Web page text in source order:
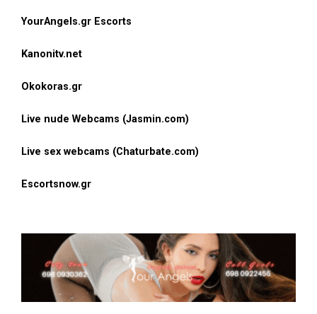
YourAngels.gr Escorts
Kanonitv.net
Okokoras.gr
Live nude Webcams (Jasmin.com)
Live sex webcams (Chaturbate.com)
Escortsnow.gr